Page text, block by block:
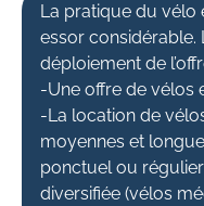
La pratique du vélo
essor considérable.
déploiement de
-Une offre de vélos
-La location de
moyennes et
ponctuel ou
diversifiée (vélos